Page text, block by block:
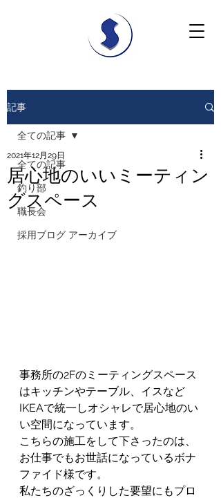
記事
全ての記事
釣り部
職長会
採用ブログ アーカイブ
全ての記事
居心地のいいミーティン
グスペース
2021年12月29日
事務所の2Fのミーティングスペース
はキッチンやテーブル、イスなど
IKEAで統一しオシャレで居心地のい
い空間になっています。
こちらの施工をして下さったのは、
お仕事でもお世話になっているボナ
ファイド様です。
私たちのざっくりした要望にもプロ